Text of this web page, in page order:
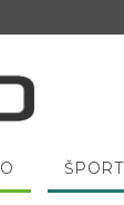
ŠPORT